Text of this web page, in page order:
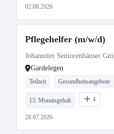
02.08.2026
Pflegehelfer (m/w/d)
Johanniter Seniorenhäuser
Gardelegen
Teilzeit Gesundheitsangebote
13. Monatsgehalt 4
28.07.2026